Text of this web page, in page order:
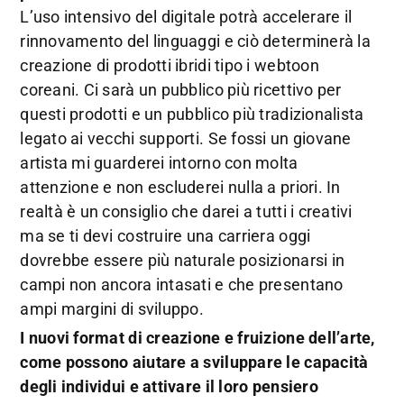
L’uso intensivo del digitale potrà accelerare il
rinnovamento del linguaggi e ciò determinerà la
creazione di prodotti ibridi tipo i webtoon
coreani. Ci sarà un pubblico più ricettivo per
questi prodotti e un pubblico più tradizionalista
legato ai vecchi supporti. Se fossi un giovane
artista mi guarderei intorno con molta
attenzione e non escluderei nulla a priori. In
realtà è un consiglio che darei a tutti i creativi
ma se ti devi costruire una carriera oggi
dovrebbe essere più naturale posizionarsi in
campi non ancora intasati e che presentano
ampi margini di sviluppo.
I nuovi format di creazione e fruizione dell’arte,
come possono aiutare a sviluppare le capacità
degli individui e attivare il loro pensiero